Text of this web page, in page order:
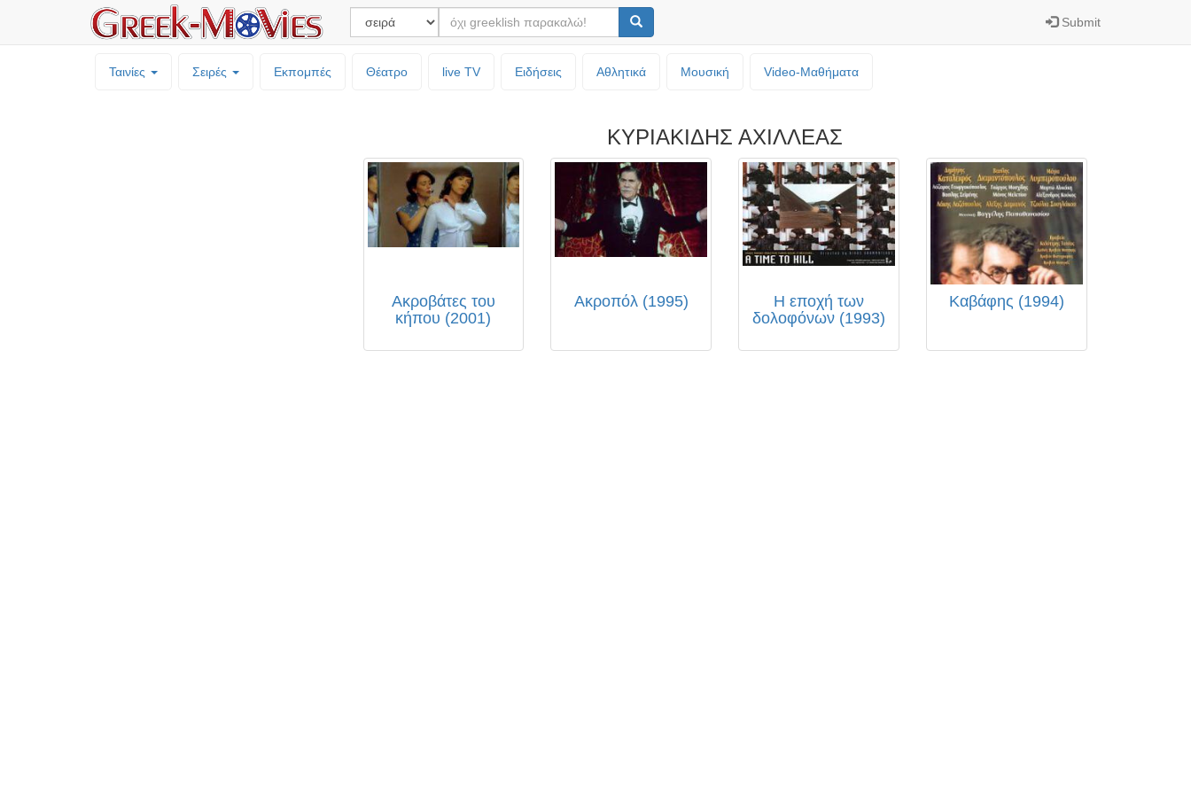
Submit
Ταινίες Σειρές Εκπομπές Θέατρο live TV Ειδήσεις Αθλητικά Μουσική Video-Mαθήματα
ΚΥΡΙΑΚΙΔΗΣ ΑΧΙΛΛΕΑΣ
Ακροβάτες του
κήπου (2001)
Ακροπόλ (1995)
Η εποχή των
δολοφόνων (1993)
Καβάφης (1994)